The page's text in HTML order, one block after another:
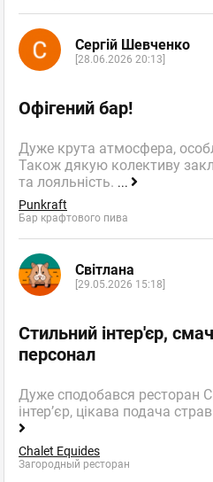
Сергій Шевченко
[28.06.2026 20:13]
Офігений бар!
Дуже крута атмосфера,
Також дякую колективу
та лояльність. ...
Punkraft
Бар крафтового пива
Світлана
[29.05.2026 15:18]
Стильний інтер'єр,
персонал
Дуже сподобався ресторан
інтер’єр, цікава подача
Chalet Equides
Загородный ресторан